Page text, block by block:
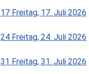
17 Freitag, 17. Juli 2026
24 Freitag, 24. Juli 2026
31 Freitag, 31. Juli 2026